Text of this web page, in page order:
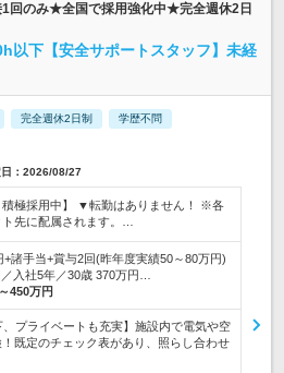
回のみ★全国で採用強化中★完全週休2日
以下【安全サポートスタッフ】未経
完全週休2日制 学歴不問
：2026/08/27
積極採用中】 ▼転勤はありません！ ※各
先に配属されます。…
+諸手当+賞与2回(昨年度実績50～80万円)
入社5年／30歳 370万円…
450万円
、プライベートも充実】施設内で電気や空
既定のチェック表があり、照らし合わせ